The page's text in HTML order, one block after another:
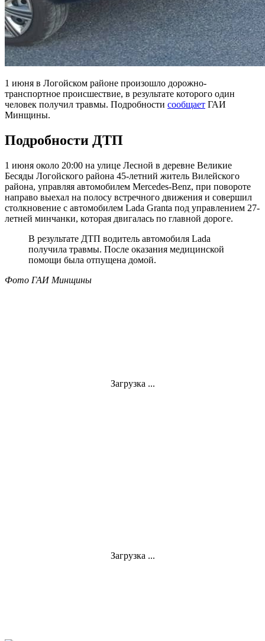
1 июня в Логойском районе произошло дорожно-
транспортное происшествие, в результате которого один
человек получил травмы. Подробности сообщает ГАИ
Минщины.
Подробности ДТП
1 июня около 20:00 на улице Лесной в деревне Великие
Бесяды Логойского района 45-летний житель Вилейского
района, управляя автомобилем Mercedes-Benz, при повороте
направо выехал на полосу встречного движения и совершил
столкновение с автомобилем Lada Granta под управлением 27-
летней минчанки, которая двигалась по главной дороге.
В результате ДТП водитель автомобиля Lada
получила травмы. После оказания медицинской
помощи была отпущена домой.
Фото ГАИ Минщины
Загрузка ...
Загрузка ...